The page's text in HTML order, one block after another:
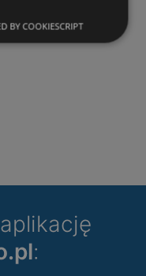
:
BY COOKIESCRIPT